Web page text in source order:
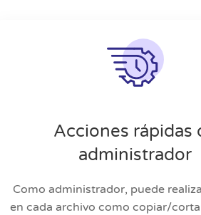
Acciones rápidas
administrador
Como administrador, puede
en cada archivo como copiar/